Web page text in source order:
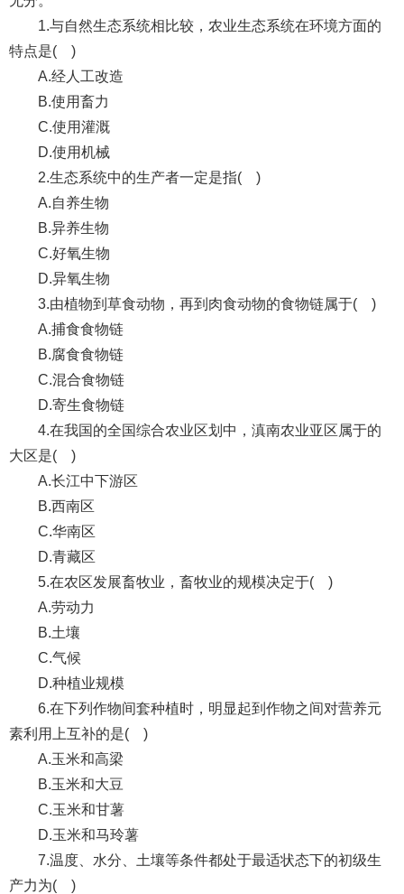
1.与自然生态系统相比较，农业生态系统在环境方面的
特点是( )
A.经人工改造
B.使用畜力
C.使用灌溉
D.使用机械
2.生态系统中的生产者一定是指( )
A.自养生物
B.异养生物
C.好氧生物
D.异氧生物
3.由植物到草食动物，再到肉食动物的食物链属于( )
A.捕食食物链
B.腐食食物链
C.混合食物链
D.寄生食物链
4.在我国的全国综合农业区划中，滇南农业亚区属于的
大区是( )
A.长江中下游区
B.西南区
C.华南区
D.青藏区
5.在农区发展畜牧业，畜牧业的规模决定于( )
A.劳动力
B.土壤
C.气候
D.种植业规模
6.在下列作物间套种植时，明显起到作物之间对营养元
素利用上互补的是( )
A.玉米和高梁
B.玉米和大豆
C.玉米和甘薯
D.玉米和马玲薯
7.温度、水分、土壤等条件都处于最适状态下的初级生
产力为( )